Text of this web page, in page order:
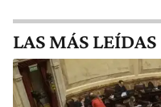
LAS MÁS LEÍDAS